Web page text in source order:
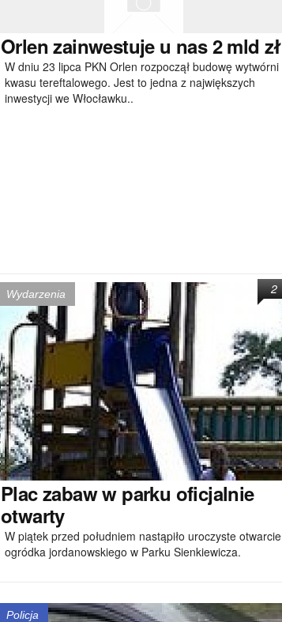
Orlen zainwestuje u nas 2 mld zł
W dniu 23 lipca PKN Orlen rozpoczął budowę wytwórni
kwasu tereftalowego. Jest to jedna z największych
inwestycji we Włocławku..
Wydarzenia
Placzabaw w parku oficjalnie
otwarty
W piątek przed południem nastąpiło uroczyste otwarcie
ogródka jordanowskiego w Parku Sienkiewicza.
2
Policja